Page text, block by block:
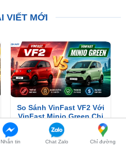
So Sánh VinFast VF2 Với
VinFast Minio Green Chi
Tiết
XEM THÊM
Nhắn tin Chat Zalo Chỉ đường